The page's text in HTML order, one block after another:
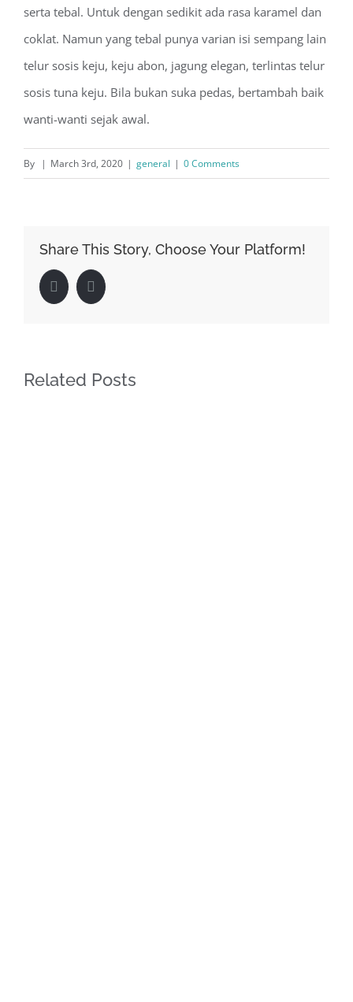
serta tebal. Untuk dengan sedikit ada rasa karamel dan
coklat. Namun yang tebal punya varian isi sempang lain
telur sosis keju, keju abon, jagung elegan, terlintas telur
sosis tuna keju. Bila bukan suka pedas, bertambah baik
wanti-wanti sejak awal.
By | March 3rd, 2020 | general | 0 Comments
Share This Story, Choose Your Platform!
FacebookLinkedIn
Related Posts